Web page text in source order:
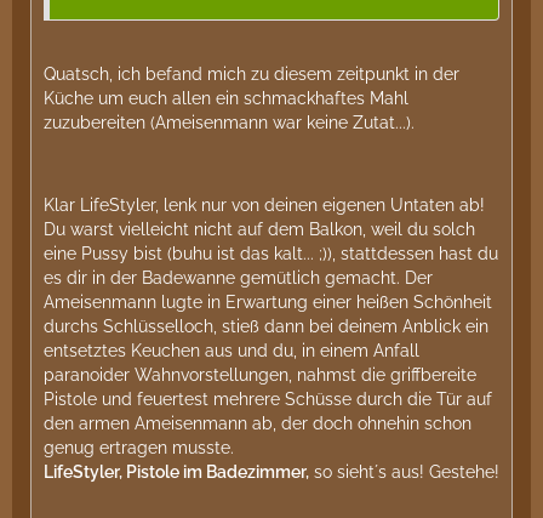
Quatsch, ich befand mich zu diesem zeitpunkt in der
Küche um euch allen ein schmackhaftes Mahl
zuzubereiten (Ameisenmann war keine Zutat...).
Klar LifeStyler, lenk nur von deinen eigenen Untaten ab!
Du warst vielleicht nicht auf dem Balkon, weil du solch
eine Pussy bist (buhu ist das kalt... ;)), stattdessen hast du
es dir in der Badewanne gemütlich gemacht. Der
Ameisenmann lugte in Erwartung einer heißen Schönheit
durchs Schlüsselloch, stieß dann bei deinem Anblick ein
entsetztes Keuchen aus und du, in einem Anfall
paranoider Wahnvorstellungen, nahmst die griffbereite
Pistole und feuertest mehrere Schüsse durch die Tür auf
den armen Ameisenmann ab, der doch ohnehin schon
genug ertragen musste.
LifeStyler, Pistole im Badezimmer, so sieht´s aus! Gestehe!